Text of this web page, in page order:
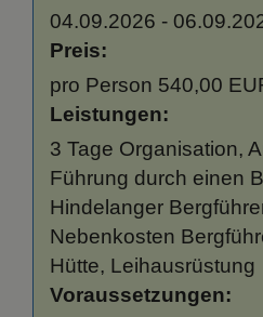
04.09.2026 -
Preis:
pro Person 540,00
Leistungen:
3 Tage Organisation,
Führung durch einen
Hindelanger
Nebenkosten
Hütte, Leihausrüstung
Voraussetzungen: